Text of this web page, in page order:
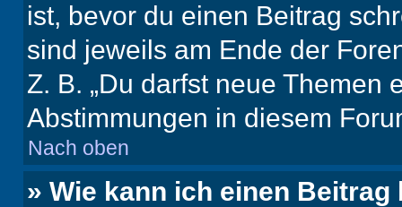
ist, bevor du einen Beitrag
sind jeweils am Ende der
Z. B. „Du darfst neue Themen
Abstimmungen in diesem
Nach oben
» Wie kann ich einen